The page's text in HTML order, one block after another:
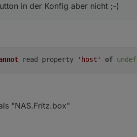
in der Konfig aber nicht ;-)
read property 'host' of
"NAS.Fritz.box"